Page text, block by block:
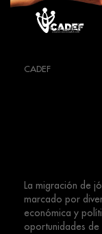
CADEF
La migración de
marcado por
económica y
oportunidades